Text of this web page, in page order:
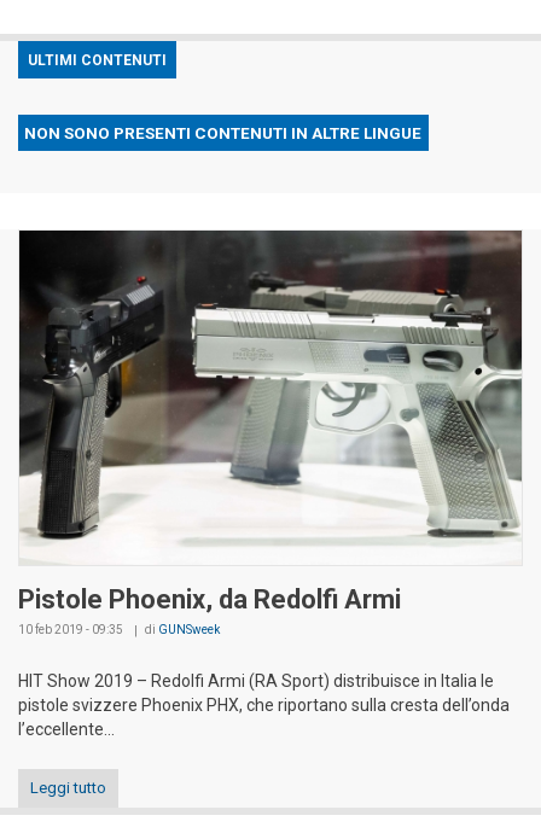
ULTIMI CONTENUTI
NON SONO PRESENTI CONTENUTI IN ALTRE LINGUE
Pistole Phoenix, da Redolfi Armi
10 feb 2019 - 09:35 di GUNSweek
HIT Show 2019 – Redolfi Armi (RA Sport) distribuisce in Italia le
pistole svizzere Phoenix PHX, che riportano sulla cresta dell’onda
l’eccellente...
Leggi tutto